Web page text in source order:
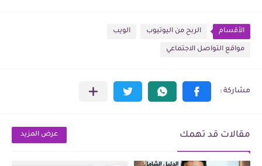
الأقسام الربح من اليوتيوب الويب
مواقع التواصل الاجتماعي
مقالات قد تهمك عرض المزيد